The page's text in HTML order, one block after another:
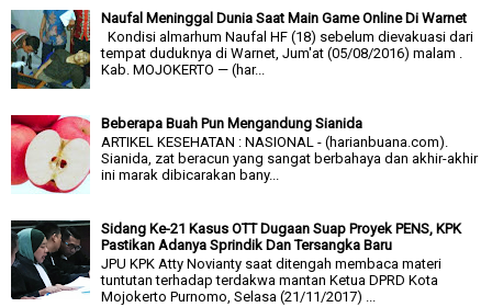
Naufal Meninggal Dunia Saat Main Game Online Di Warnet
Kondisi almarhum Naufal HF (18) sebelum dievakuasi dari
tempat duduknya di Warnet, Jum'at (05/08/2016) malam .
Kab. MOJOKERTO — (har...
Beberapa Buah Pun Mengandung Sianida
ARTIKEL KESEHATAN : NASIONAL - (harianbuana.com).
Sianida, zat beracun yang sangat berbahaya dan akhir-akhir
ini marak dibicarakan bany...
Sidang Ke-21 Kasus OTT Dugaan Suap Proyek PENS, KPK
Pastikan Adanya Sprindik Dan Tersangka Baru
JPU KPK Atty Novianty saat ditengah membaca materi
tuntutan terhadap terdakwa mantan Ketua DPRD Kota
Mojokerto Purnomo, Selasa (21/11/2017) ...